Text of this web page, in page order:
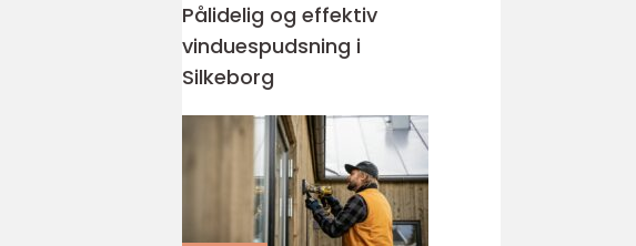
Pålidelig og effektiv
vinduespudsning i
Silkeborg